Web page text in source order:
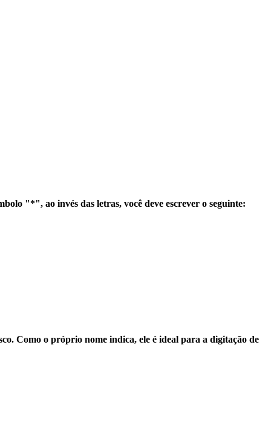
"*", ao invés das letras, você deve escrever o seguinte:
Como o próprio nome indica, ele é ideal para a digitação de